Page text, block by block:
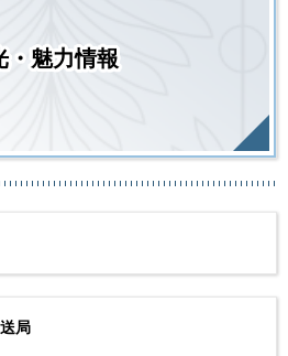
・魅力情報
局